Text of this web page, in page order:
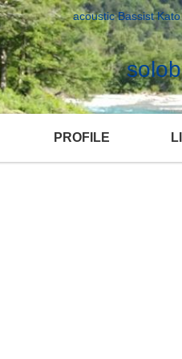
acoustic Bassist
PROFILE